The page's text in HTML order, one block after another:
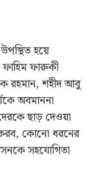
হয়ে
ফারুকী
রহমান, শহীদ আবু
অবমাননা
ছাড় দেওয়া
কোনো ধরনের
সহযোগিতা